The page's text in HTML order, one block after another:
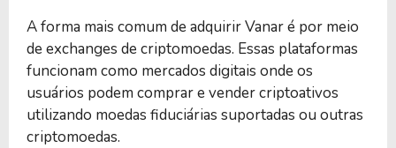
A forma mais comum de adquirir Vanar é por meio
de exchanges de criptomoedas. Essas plataformas
funcionam como mercados digitais onde os
usuários podem comprar e vender criptoativos
utilizando moedas fiduciárias suportadas ou outras
criptomoedas.